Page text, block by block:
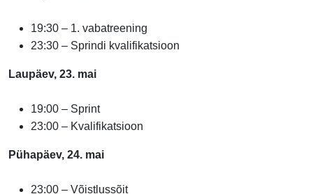
19:30 – 1. vabatreening
23:30 – Sprindi kvalifikatsioon
Laupäev, 23. mai
19:00 – Sprint
23:00 – Kvalifikatsioon
Pühapäev, 24. mai
23:00 – Võistlussõit